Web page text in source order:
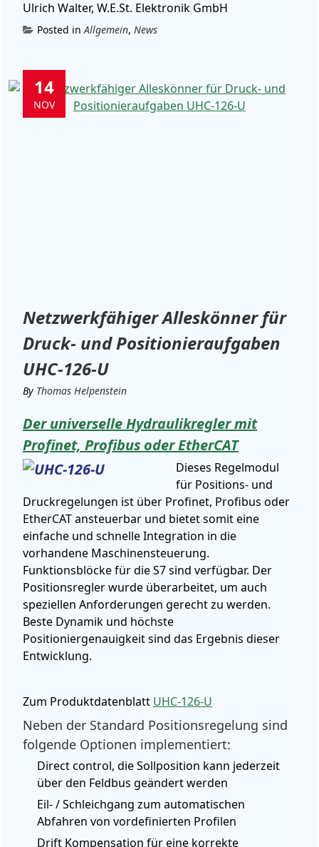
Ulrich Walter, W.E.St. Elektronik GmbH
Posted inAllgemein, News
Netzwerkfähiger Alleskönner für
Druck- und Positionieraufgaben
UHC-126-U
14
NOV
By Thomas Helpenstein
Der universelle Hydraulikregler mit
Profinet, Profibus oder EtherCAT
Dieses Regelmodul
für Positions- und
Druckregelungen ist über Profinet, Profibus oder
EtherCAT ansteuerbar und bietet somit eine
einfache und schnelle Integration in die
vorhandene Maschinensteuerung.
Funktionsblöcke für die S7 sind verfügbar. Der
Positionsregler wurde überarbeitet, um auch
speziellen Anforderungen gerecht zu werden.
Beste Dynamik und höchste
Positioniergenauigkeit sind das Ergebnis dieser
Entwicklung.
Zum Produktdatenblatt UHC-126-U
Neben der Standard Positionsregelung sind
folgende Optionen implementiert:
Direct control, die Sollposition kann jederzeit
über den Feldbus geändert werden
Eil- / Schleichgang zum automatischen
Abfahren von vordefinierten Profilen
Drift Kompensation für eine korrekte